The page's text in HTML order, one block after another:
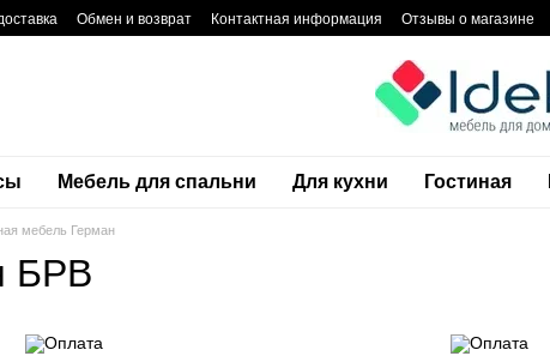
Обмен и возврат Контактная информация Отзывы о магазине
Мебель для спальни Для кухни Гостиная
мебель Герман
БРВ